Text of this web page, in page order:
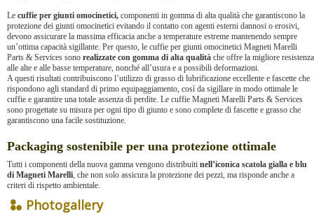
Le cuffie per giunti omocinetici, componenti in gomma di alta qualità che garantiscono la
protezione dei giunti omocinetici evitando il contatto con agenti esterni dannosi o erosivi,
devono assicurare la massima efficacia anche a temperature estreme mantenendo sempre
un’ottima capacità sigillante. Per questo, le cuffie per giunti omocinetici Magneti Marelli
Parts & Services sono realizzate con gomma di alta qualità che offre la migliore resistenza
alle alte e alle basse temperature, nonché all’usura e a possibili deformazioni.
A questi risultati contribuiscono l’utilizzo di grasso di lubrificazione eccellente e fascette che
rispondono agli standard di primo equipaggiamento, così da sigillare in modo ottimale le
cuffie e garantire una totale assenza di perdite. Le cuffie Magneti Marelli Parts & Services
sono progettate su misura per ogni tipo di giunto e sono complete di fascette e grasso che
garantiscono una facile sostituzione.
Packaging sostenibile per una protezione ottimale
Tutti i componenti della nuova gamma vengono distribuiti nell’iconica scatola gialla e blu
di Magneti Marelli, che non solo assicura la protezione dei pezzi, ma risponde anche a
criteri di rispetto ambientale.
Photogallery